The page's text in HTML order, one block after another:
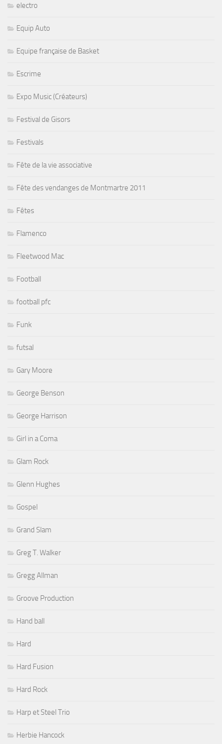
electro
Equip Auto
Equipe française de Basket
Escrime
Expo Music (Créateurs)
Festival de Gisors
Festivals
Fête de la vie associative
Fête des vendanges de Montmartre 2011
Fêtes
Flamenco
Fleetwood Mac
Football
football pfc
Funk
futsal
Gary Moore
George Benson
George Harrison
Girl in a Coma
Glam Rock
Glenn Hughes
Gospel
Grand Slam
Greg T. Walker
Gregg Allman
Groove Production
Hand ball
Hard
Hard Fusion
Hard Rock
Harp et Steel Trio
Herbie Hancock